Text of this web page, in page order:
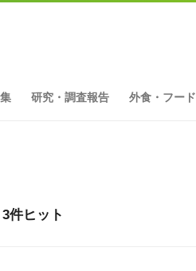
研究・調査報告 外食・フード
件ヒット